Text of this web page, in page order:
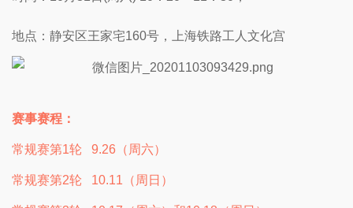
地点：静安区王家宅160号，上海铁路工人文化宫
赛事赛程：
常规赛第1轮 9.26（周六）
常规赛第2轮 10.11（周日）